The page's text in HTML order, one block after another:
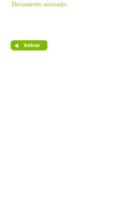
Documento asociado: